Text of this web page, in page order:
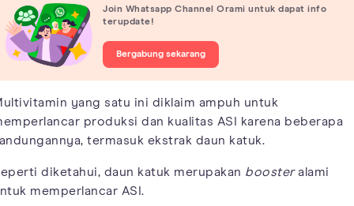
Join Whatsapp Channel Orami untuk dapat info
terupdate!
Bergabung sekarang
yang satu ini diklaim ampuh untuk
produksi dan kualitas ASI karena beberapa
termasuk ekstrak daun katuk.
diketahui, daun katuk merupakan boosteralami
memperlancar ASI.